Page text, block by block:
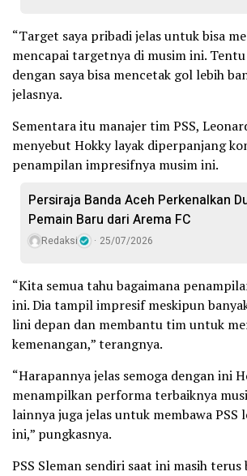
“Target saya pribadi jelas untuk bisa
mencapai targetnya di musim ini.
dengan saya bisa mencetak gol lebih
jelasnya.
Sementara itu manajer tim PSS,
menyebut Hokky layak diperpanjang
penampilan impresifnya musim ini.
Persiraja Banda Aceh Perkenalkan
Pemain Baru dari Arema FC
Redaksi 25/07/2026
“Kita semua tahu bagaimana
ini. Dia tampil impresif meskipun
lini depan dan membantu tim untuk
kemenangan,” terangnya.
“Harapannya jelas semoga dengan ini
menampilkan performa terbaiknya
lainnya juga jelas untuk membawa PSS
ini,” pungkasnya.
PSS Sleman sendiri saat ini masih